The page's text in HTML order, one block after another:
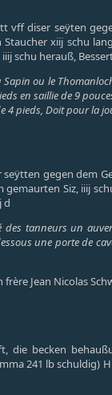
vff diser seÿten
xiij schu
schu herauß,
ou le
en saillie de 9
4 pieds, Doit pour la
gegen dem
Siz, iiij
d
tanneurs un
une porte de
frère Jean Nicolas
die becken
241 lb schuldig)